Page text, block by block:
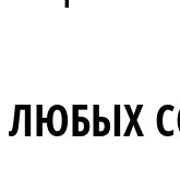
ЛЮБЫХ